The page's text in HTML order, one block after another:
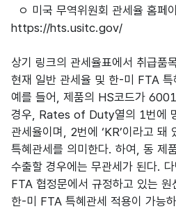
ㅇ 미국 무역위원회 관세율 홈페
https://hts.usitc.gov/
상기 링크의 관세율표에서 취급품
현재 일반 관세율 및 한-미 FTA 특
예를 들어, 제품의 HS코드가
경우, Rates of Duty열의 1번에
관세율이며, 2번에 ‘KR’이라고
특혜관세를 의미한다. 하여, 동 제
수출할 경우에는 무관세가 된다.
FTA 협정문에서 규정하고 있는 원
한-미 FTA 특혜관세 적용이 가능